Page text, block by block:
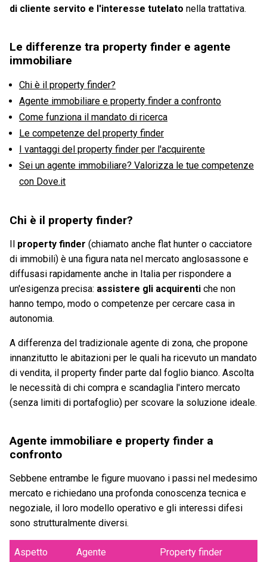
di cliente servito e l'interesse tutelato nella trattativa.
Le differenze tra property finder e agente
immobiliare
Chi è il property finder?
Agente immobiliare e property finder a confronto
Come funziona il mandato di ricerca
Le competenze del property finder
I vantaggi del property finder per l'acquirente
Sei un agente immobiliare? Valorizza le tue competenze
con Dove.it
Chi è il property finder?
Il property finder (chiamato anche flat hunter o cacciatore
di immobili) è una figura nata nel mercato anglosassone e
diffusasi rapidamente anche in Italia per rispondere a
un'esigenza precisa: assistere gli acquirenti che non
hanno tempo, modo o competenze per cercare casa in
autonomia.
A differenza del tradizionale agente di zona, che propone
innanzitutto le abitazioni per le quali ha ricevuto un mandato
di vendita, il property finder parte dal foglio bianco. Ascolta
le necessità di chi compra e scandaglia l'intero mercato
(senza limiti di portafoglio) per scovare la soluzione ideale.
Agente immobiliare e property finder a
confronto
Sebbene entrambe le figure muovano i passi nel medesimo
mercato e richiedano una profonda conoscenza tecnica e
negoziale, il loro modello operativo e gli interessi difesi
sono strutturalmente diversi.
Aspetto
Agente
Property finder